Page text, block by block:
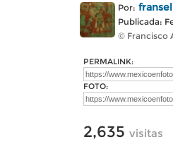
Por:
Publicada:
© Francisco
PERMALINK:
FOTO:
2,635 visitas